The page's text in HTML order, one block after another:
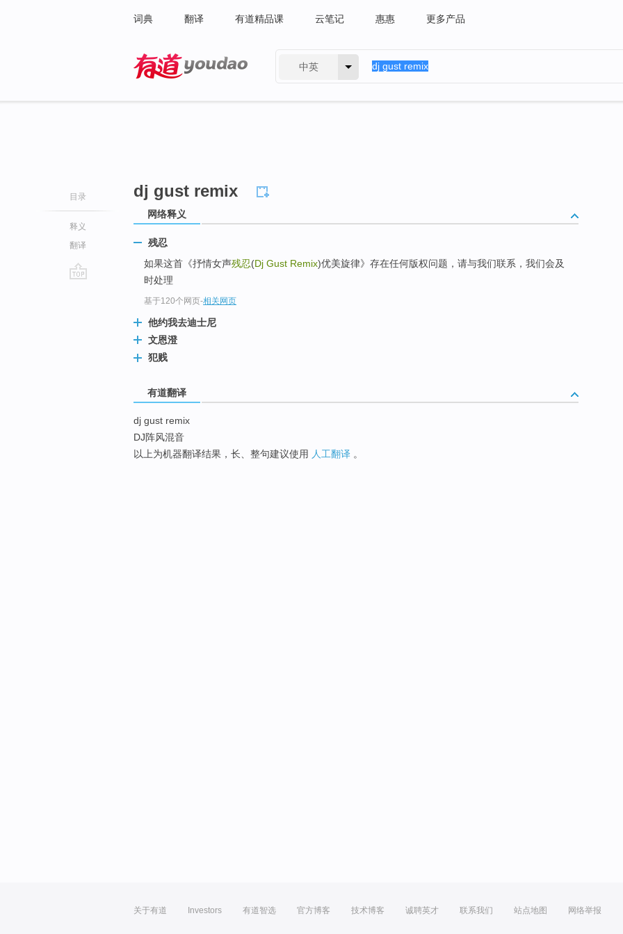
词典 翻译 有道精品课 云笔记 惠惠 更多产品
中英
目录
释义
翻译
dj gust remix
网络释义
残忍
如果这首《抒情女声残忍(Dj Gust Remix)优美旋律》存在任何版权问题，请与我们联系，我们会及
时处理
基于120个网页-相关网页
他约我去迪士尼
文恩澄
犯贱
有道翻译
dj gust remix
DJ阵风混音
以上为机器翻译结果，长、整句建议使用 人工翻译 。
关于有道 Investors 有道智选 官方博客 技术博客 诚聘英才 联系我们 站点地图 网络举报